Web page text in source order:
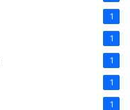
1
1
1
1
1